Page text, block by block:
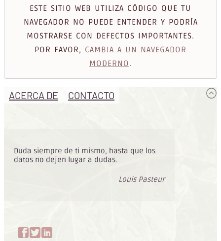
ESTE SITIO WEB UTILIZA CÓDIGO QUE TU
NAVEGADOR NO PUEDE ENTENDER Y PODRÍA
MOSTRARSE CON DEFECTOS IMPORTANTES.
POR FAVOR, CAMBIA A UN NAVEGADOR
MODERNO.
ACERCA DE CONTACTO
Duda siempre de ti mismo, hasta que los
datos no dejen lugar a dudas.
Louis Pasteur